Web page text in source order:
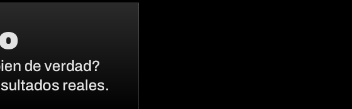
de verdad?
reales.